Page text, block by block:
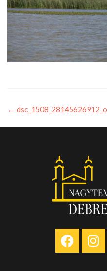
← dsc_1508_28145626912_o